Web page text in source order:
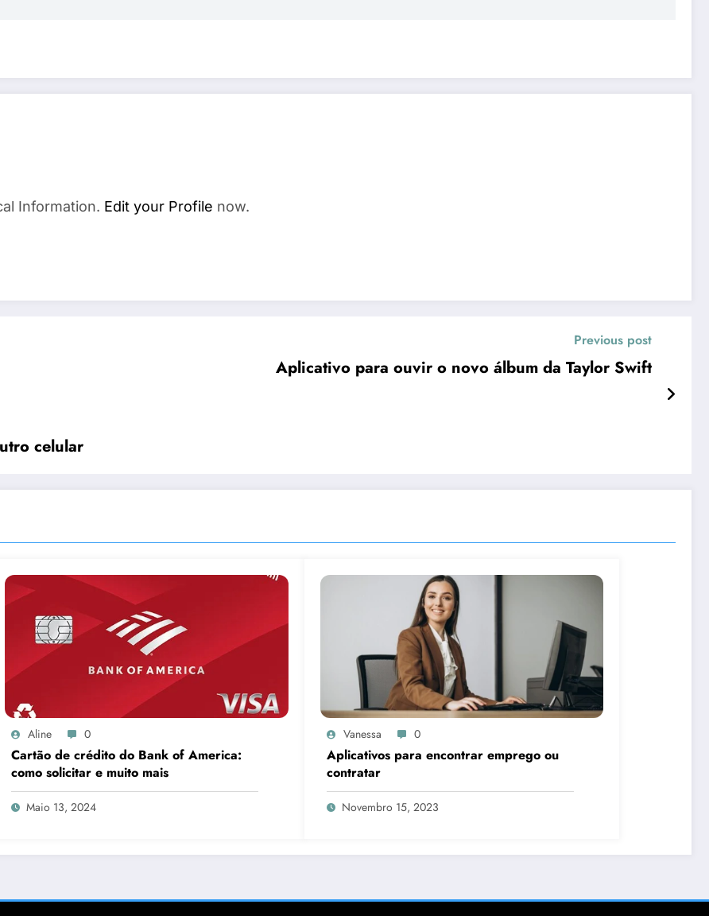
Information. Edit your Profile now.
Previous post
Aplicativo para ouvir o novo álbum da Taylor Swift
celular
Aline 0
Cartão de crédito do Bank of America:
como solicitar e muito mais
Maio 13, 2024
Vanessa 0
Aplicativos para encontrar emprego ou
contratar
Novembro 15, 2023